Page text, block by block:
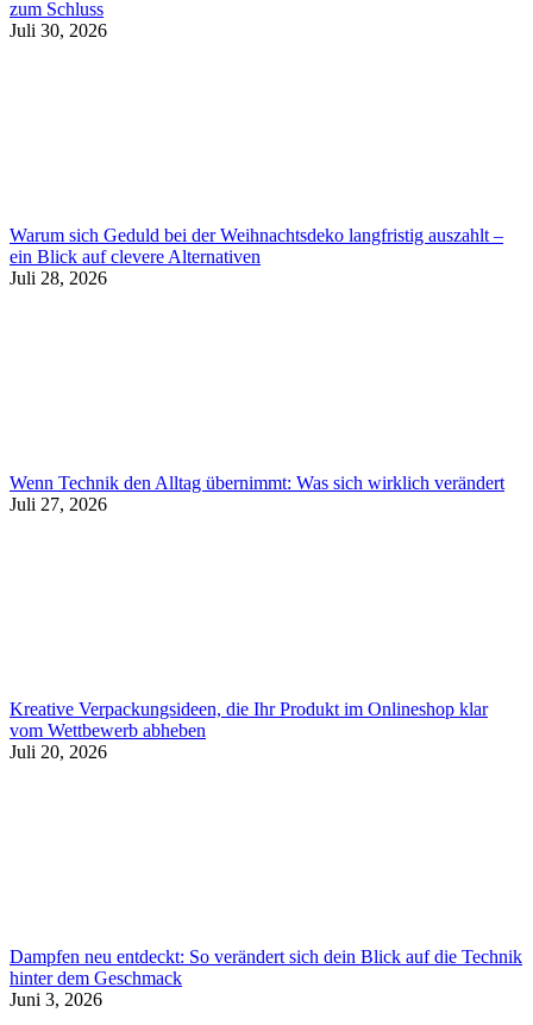
zum Schluss
Juli 30, 2026
Warum sich Geduld bei der Weihnachtsdeko langfristig auszahlt –
ein Blick auf clevere Alternativen
Juli 28, 2026
Wenn Technik den Alltag übernimmt: Was sich wirklich verändert
Juli 27, 2026
Kreative Verpackungsideen, die Ihr Produkt im Onlineshop klar
vom Wettbewerb abheben
Juli 20, 2026
Dampfen neu entdeckt: So verändert sich dein Blick auf die Technik
hinter dem Geschmack
Juni 3, 2026